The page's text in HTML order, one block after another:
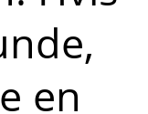
en